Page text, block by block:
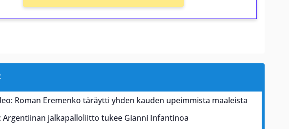
Roman Eremenko täräytti yhden kauden upeimmista maaleista
Argentiinan jalkapalloliitto tukee Gianni Infantinoa